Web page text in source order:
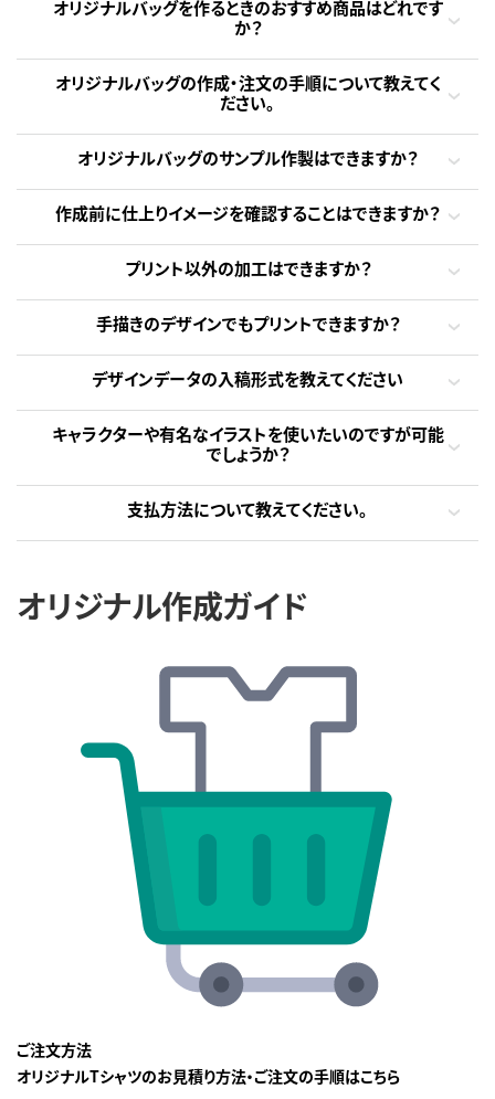
オリジナルバッグを作るときのおすすめ商品はどれです
か？
オリジナルバッグの作成・注文の手順について教えてく
ださい。
オリジナルバッグのサンプル作製はできますか？
作成前に仕上りイメージを確認することはできますか？
プリント以外の加工はできますか？
手描きのデザインでもプリントできますか？
デザインデータの入稿形式を教えてください
キャラクターや有名なイラストを使いたいのですが可能
でしょうか？
支払方法について教えてください。
オリジナル作成ガイド
ご注文方法
オリジナルTシャツのお見積り方法・ご注文の手順はこちら